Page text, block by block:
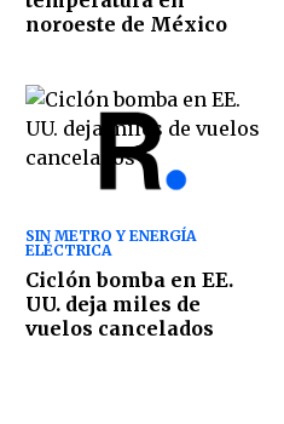
noroeste de México
SIN METRO Y ENERGÍA
ELÉCTRICA
Ciclón bomba en EE.
UU. deja miles de
vuelos cancelados